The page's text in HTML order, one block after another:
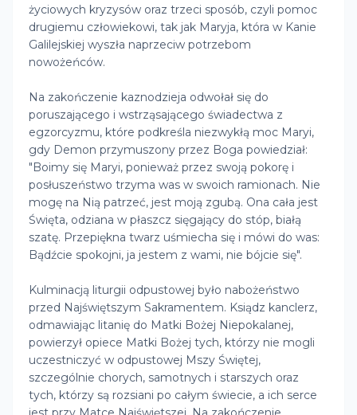
życiowych kryzysów oraz trzeci sposób, czyli pomoc
drugiemu człowiekowi, tak jak Maryja, która w Kanie
Galilejskiej wyszła naprzeciw potrzebom
nowożeńców.
Na zakończenie kaznodzieja odwołał się do
poruszającego i wstrząsającego świadectwa z
egzorcyzmu, które podkreśla niezwykłą moc Maryi,
gdy Demon przymuszony przez Boga powiedział:
"Boimy się Maryi, ponieważ przez swoją pokorę i
posłuszeństwo trzyma was w swoich ramionach. Nie
mogę na Nią patrzeć, jest moją zgubą. Ona cała jest
Święta, odziana w płaszcz sięgający do stóp, białą
szatę. Przepiękna twarz uśmiecha się i mówi do was:
Bądźcie spokojni, ja jestem z wami, nie bójcie się".
Kulminacją liturgii odpustowej było nabożeństwo
przed Najświętszym Sakramentem. Ksiądz kanclerz,
odmawiając litanię do Matki Bożej Niepokalanej,
powierzył opiece Matki Bożej tych, którzy nie mogli
uczestniczyć w odpustowej Mszy Świętej,
szczególnie chorych, samotnych i starszych oraz
tych, którzy są rozsiani po całym świecie, a ich serce